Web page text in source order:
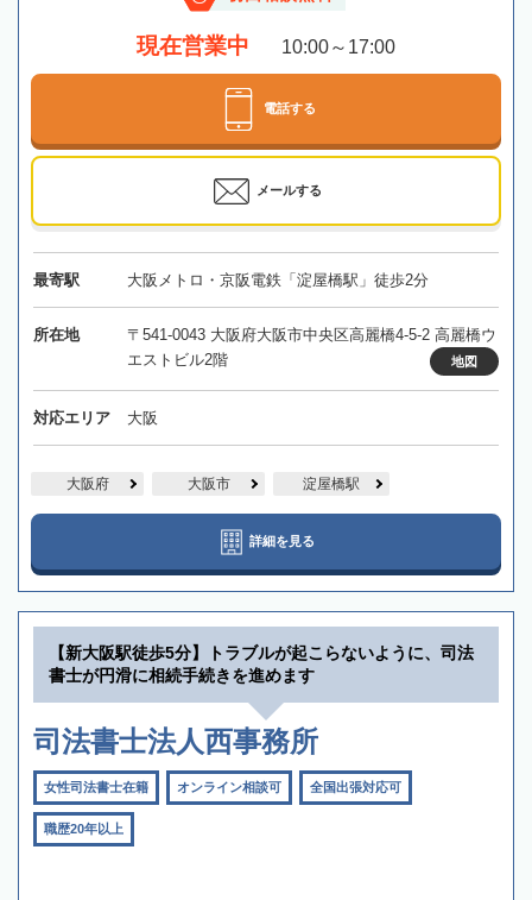
現在営業中 10:00～17:00
電話する
メールする
最寄駅 大阪メトロ・京阪電鉄「淀屋橋駅」徒歩2分
所在地
〒541-0043 大阪府大阪市中央区高麗橋4-5-2 高麗橋ウ
エストビル2階
地図
対応エリア 大阪
大阪府 大阪市 淀屋橋駅
詳細を見る
【新大阪駅徒歩5分】トラブルが起こらないように、司法
書士が円滑に相続手続きを進めます
司法書士法人西事務所
女性司法書士在籍 オンライン相談可 全国出張対応可
職歴20年以上